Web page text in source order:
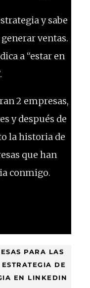
y sabe
ventas.
a “estar en
2 empresas,
y después de
la historia de
que han
conmigo.
PARA LAS
DE
EN LINKEDIN